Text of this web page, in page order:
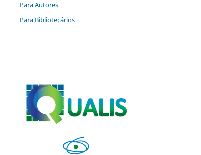
Para Autores
Para Bibliotecários